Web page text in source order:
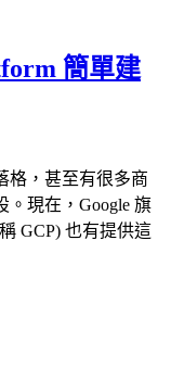
簡單建
格，甚至有很多商
。現在，Google 旗
GCP) 也有提供這